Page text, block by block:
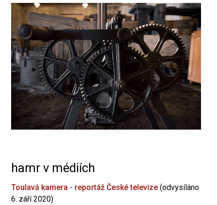
hamr v médiích
Toulavá kamera - reportáž České televize (odvysíláno
6. září 2020)